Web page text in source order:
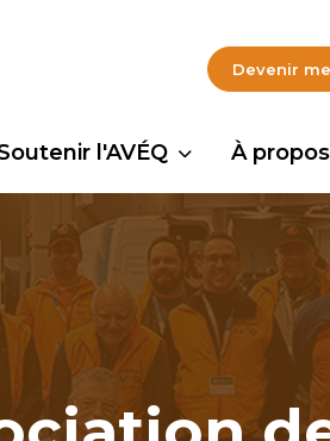
Devenir
l'AVÉQ À propos